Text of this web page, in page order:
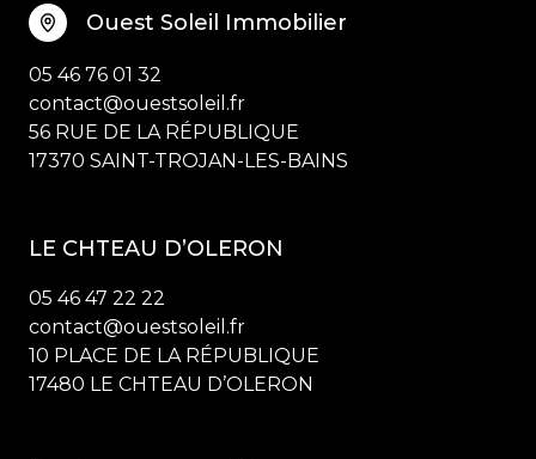
Ouest Soleil Immobilier
05 46 76 01 32
contact@ouestsoleil.fr
56 RUE DE LA RÉPUBLIQUE
17370 SAINT-TROJAN-LES-BAINS
LE CHTEAU D’OLERON
05 46 47 22 22
contact@ouestsoleil.fr
10 PLACE DE LA RÉPUBLIQUE
17480 LE CHTEAU D’OLERON